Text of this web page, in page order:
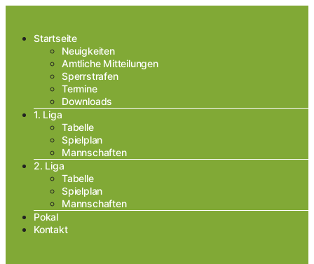
Startseite
Neuigkeiten
Amtliche Mitteilungen
Sperrstrafen
Termine
Downloads
1. Liga
Tabelle
Spielplan
Mannschaften
2. Liga
Tabelle
Spielplan
Mannschaften
Pokal
Kontakt